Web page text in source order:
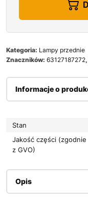
Kategoria: Lampy przednie
Znaczników: 63127187272,
Informacje o
Stan
Jakość części (zgodnie
z GVO)
Opis